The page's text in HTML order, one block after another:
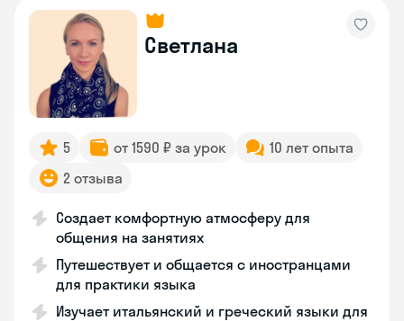
Светлана
5 от 1590 ₽ за урок
10 лет опыта
2 отзыва
Создает комфортную атмосферу для
общения на занятиях
Путешествует и общается с иностранцами
для практики языка
Изучает итальянский и греческий языки для